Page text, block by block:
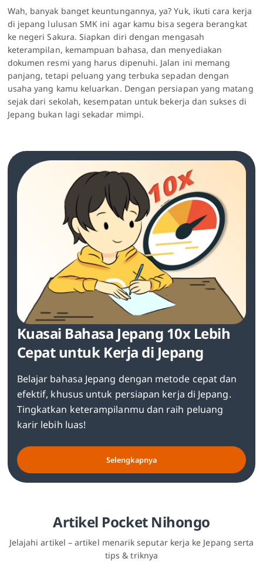
Wah, banyak banget keuntungannya, ya? Yuk, ikuti cara kerja
di jepang lulusan SMK ini agar kamu bisa segera berangkat
ke negeri Sakura. Siapkan diri dengan mengasah
keterampilan, kemampuan bahasa, dan menyediakan
dokumen resmi yang harus dipenuhi. Jalan ini memang
panjang, tetapi peluang yang terbuka sepadan dengan
usaha yang kamu keluarkan. Dengan persiapan yang matang
sejak dari sekolah, kesempatan untuk bekerja dan sukses di
Jepang bukan lagi sekadar mimpi.
Kuasai Bahasa Jepang 10x Lebih
Cepat untuk Kerja di Jepang
Belajar bahasa Jepang dengan metode cepat dan
efektif, khusus untuk persiapan kerja di Jepang.
Tingkatkan keterampilanmu dan raih peluang
karir lebih luas!
Selengkapnya
Artikel Pocket Nihongo
Jelajahi artikel – artikel menarik seputar kerja ke Jepang serta
tips & triknya